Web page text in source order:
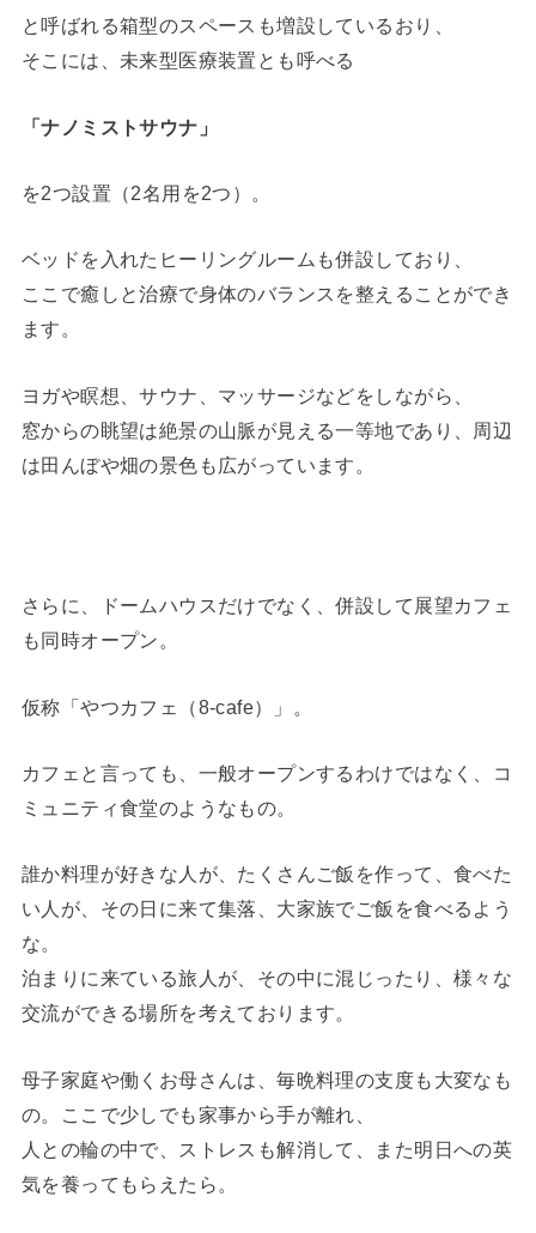
と呼ばれる箱型のスペースも増設しているおり、
そこには、未来型医療装置とも呼べる
「ナノミストサウナ」
を2つ設置（2名用を2つ）。
ベッドを入れたヒーリングルームも併設しており、
ここで癒しと治療で身体のバランスを整えることができ
ます。
ヨガや瞑想、サウナ、マッサージなどをしながら、
窓からの眺望は絶景の山脈が見える一等地であり、周辺
は田んぼや畑の景色も広がっています。
さらに、ドームハウスだけでなく、併設して展望カフェ
も同時オープン。
仮称「やつカフェ（8-cafe）」。
カフェと言っても、一般オープンするわけではなく、コ
ミュニティ食堂のようなもの。
誰か料理が好きな人が、たくさんご飯を作って、食べた
い人が、その日に来て集落、大家族でご飯を食べるよう
な。
泊まりに来ている旅人が、その中に混じったり、様々な
交流ができる場所を考えております。
母子家庭や働くお母さんは、毎晩料理の支度も大変なも
の。ここで少しでも家事から手が離れ、
人との輪の中で、ストレスも解消して、また明日への英
気を養ってもらえたら。